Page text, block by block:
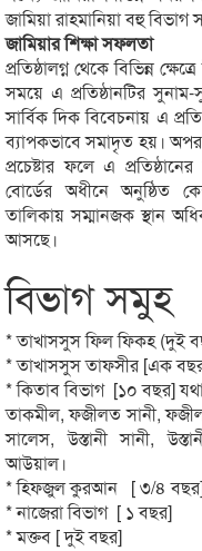
জামিয়া রাহমানিয়া বহু
জামিয়ার শিক্ষা সফলতা
প্রতিষ্ঠালগ্ন থেকে বিভিন্ন
সময়ে এ প্রতিষ্ঠানটির
সার্বিক দিক বিবেচনায় এ
ব্যাপকভাবে সমাদৃত হয়।
প্রচেষ্টার ফলে এ
বোর্ডের অধীনে অনুষ্ঠিত
তালিকায় সম্মানজক স্থান
আসছে।
বিভাগ সমুহ
* তাখাসসুস ফিল ফিকহ (দুই
* তাখাসসুস তাফসীর [এক
* কিতাব বিভাগ [১০ বছর]
তাকমীল, ফজীলত সানী,
সালেস, উস্তানী সানী,
আউয়াল।
* হিফজুল কুরআন [ ৩/৪
* নাজেরা বিভাগ [ ১ বছর]
* মক্তব [ দুই বছর]